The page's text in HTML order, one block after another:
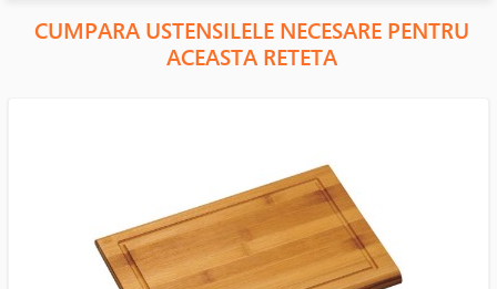
CUMPARA USTENSILELE NECESARE PENTRU
ACEASTA RETETA